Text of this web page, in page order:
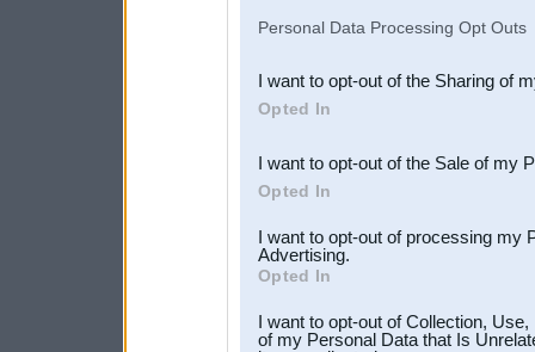
Downstream Participants
third parties.
Personal Data Processing Opt Outs
I want to opt-out of the Sharing of
Opted In
I want to opt-out of the Sale of my
Opted In
I want to opt-out of processing my
Advertising.
Opted In
I want to opt-out of Collection,
of my Personal Data that Is